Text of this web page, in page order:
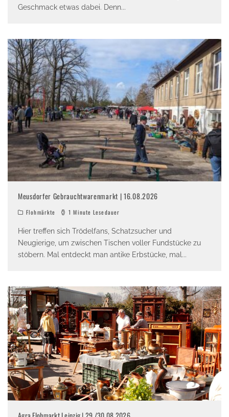
Geschmack etwas dabei. Denn...
Meusdorfer Gebrauchtwarenmarkt | 16.08.2026
Flohmärkte 1 Minute Lesedauer
Hier treffen sich Trödelfans, Schatzsucher und
Neugierige, um zwischen Tischen voller Fundstücke zu
stöbern. Mal entdeckt man antike Erbstücke, mal ...